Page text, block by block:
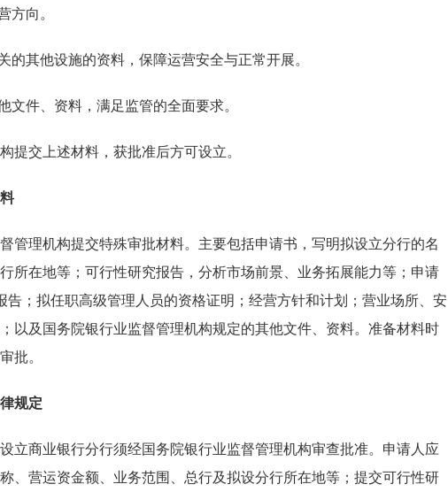
方向。
其他设施的资料，保障运营安全与正常开展。
件、资料，满足监管的全面要求。
提交上述材料，获批准后方可设立。
管理机构提交特殊审批材料。主要包括申请书，写明拟设立分行的名
所在地等；可行性研究报告，分析市场前景、业务拓展能力等；申请
告；拟任职高级管理人员的资格证明；经营方针和计划；营业场所、安
以及国务院银行业监督管理机构规定的其他文件、资料。准备材料时
批。
规定
立商业银行分行须经国务院银行业监督管理机构审查批准。申请人应
、营运资金额、业务范围、总行及拟设分行所在地等；提交可行性研